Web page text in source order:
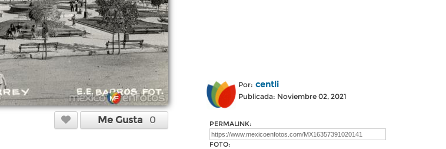
Me Gusta 0
Por: centli
Publicada: Noviembre 02, 2021
PERMALINK:
FOTO: